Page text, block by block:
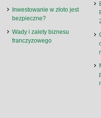
Inwestowanie w złoto jest
bezpieczne?
Wady i zalety biznesu
franczyzowego